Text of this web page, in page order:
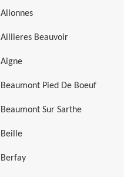
Beauvoir
Pied De Boeuf
Sur Sarthe